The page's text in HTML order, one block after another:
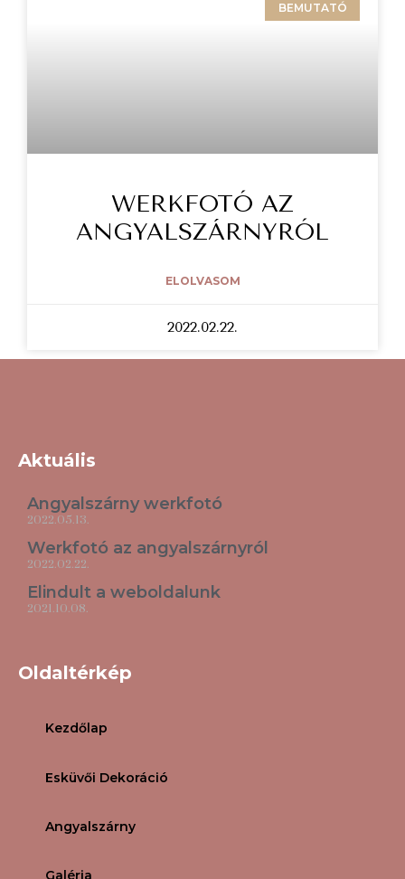
BEMUTATÓ
WERKFOTÓ AZ
ANGYALSZÁRNYRÓL
ELOLVASOM
2022.02.22.
Aktuális
Angyalszárny werkfotó
2022.05.13.
Werkfotó az angyalszárnyról
2022.02.22.
Elindult a weboldalunk
2021.10.08.
Oldaltérkép
Kezdőlap
Esküvői Dekoráció
Angyalszárny
Galéria